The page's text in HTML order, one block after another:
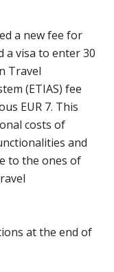
a new fee for
a visa to enter 30
Travel
(ETIAS) fee
EUR 7. This
costs of
and
to the ones of
at the end of